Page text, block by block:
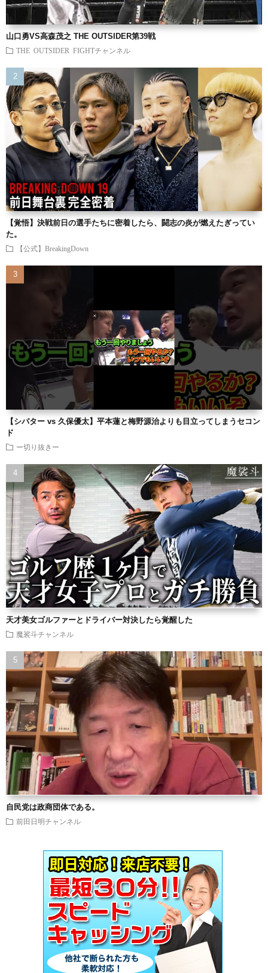
山口勇VS高森茂之 THE OUTSIDER第39戦
THE OUTSIDER FIGHTチャンネル
【覚悟】決戦前日の選手たちに密着したら、闘志の炎が燃えたぎってい
た。
【公式】BreakingDown
【シバター vs 久保優太】平本蓮と梅野源治よりも目立ってしまうセコン
ド
ー切り抜きー
天才美女ゴルファーとドライバー対決したら覚醒した
魔裟斗チャンネル
自民党は政商団体である。
前田日明チャンネル